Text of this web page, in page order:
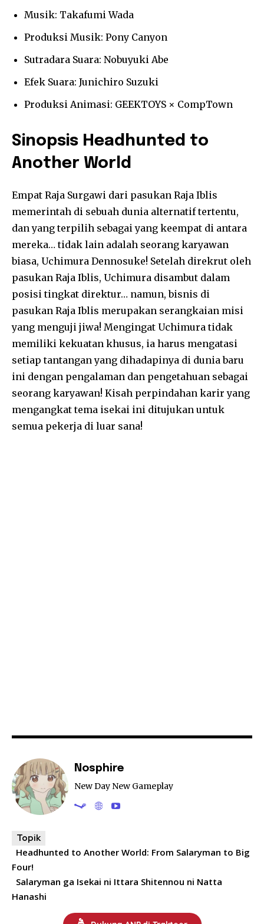
Musik: Takafumi Wada
Produksi Musik: Pony Canyon
Sutradara Suara: Nobuyuki Abe
Efek Suara: Junichiro Suzuki
Produksi Animasi: GEEKTOYS × CompTown
Sinopsis Headhunted to
Another World
Empat Raja Surgawi dari pasukan Raja Iblis
memerintah di sebuah dunia alternatif tertentu,
dan yang terpilih sebagai yang keempat di antara
mereka… tidak lain adalah seorang karyawan
biasa, Uchimura Dennosuke! Setelah direkrut oleh
pasukan Raja Iblis, Uchimura disambut dalam
posisi tingkat direktur… namun, bisnis di
pasukan Raja Iblis merupakan serangkaian misi
yang menguji jiwa! Mengingat Uchimura tidak
memiliki kekuatan khusus, ia harus mengatasi
setiap tantangan yang dihadapinya di dunia baru
ini dengan pengalaman dan pengetahuan sebagai
seorang karyawan! Kisah perpindahan karir yang
mengangkat tema isekai ini ditujukan untuk
semua pekerja di luar sana!
Nosphire
New Day New Gameplay
Topik
Headhunted to Another World: From Salaryman to Big
Four!
Salaryman ga Isekai ni Ittara Shitennou ni Natta
Hanashi